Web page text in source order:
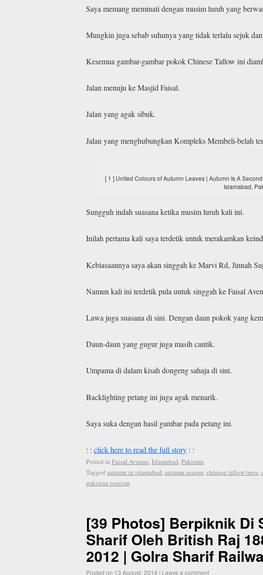
Saya memang meminati dengan musim luruh yang
Mungkin juga sebab suhunya yang tidak terlalu sejuk
Kesemua gambar-gambar pokok Chinese Tallow ini
Jalan menuju ke Masjid Faisal.
Jalan yang agak sibuk.
Jalan yang menghubungkan Kompleks Membeli-belah
[ 1 ] United Colours of Autumn Leaves | Autumn Is A
Islamabad,
Sungguh indah suasana ketika musim luruh kali ini.
Inilah pertama kali saya terdetik untuk merakamkan
Kebiasaannya saya akan singgah ke Marvi Rd, Jinnah
Namun kali ini terdetik pula untuk singgah ke Faisal
Lawa juga suasana di sini. Dengan daun pokok yang
Daun-daun yang gugur juga masih cantik.
Umpama di dalam kisah dongeng sahaja di sini.
Backlighting petang ini juga agak menarik.
Saya suka dengan hasil gambar pada petang ini.
: : click here to read the full story : :
Posted in Faisal Avenue,Islamabad,Pakistan
Tagged autumn in islamabad,autumn season,chinese tallow trees,
pakistan tourism
[39 Photos] Berpiknik Di
Sharif Oleh British Raj
2012 | Golra Sharif
Posted on 13 August, 2014 | Leave a comment